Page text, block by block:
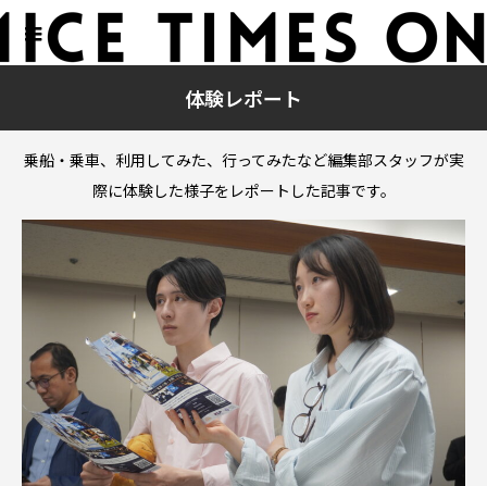
体験レポート
乗船・乗車、利用してみた、行ってみたなど編集部スタッフが実
際に体験した様子をレポートした記事です。